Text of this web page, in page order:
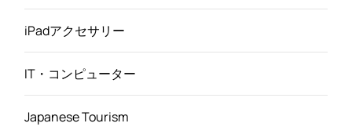
iPadアクセサリー
IT・コンピューター
Japanese Tourism